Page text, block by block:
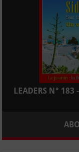
LEADERS N° 183